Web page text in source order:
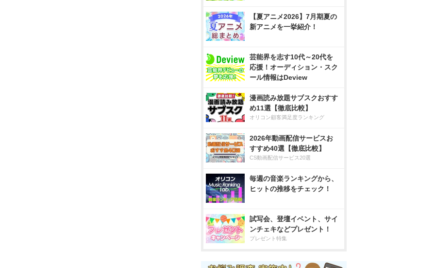
【夏アニメ2026】7月期夏の
新アニメを一挙紹介！
芸能界を志す10代～20代を
応援！オーディション・スク
ール情報はDeview
漫画読み放題サブスクおすす
め11選【徹底比較】
オリコン顧客満足度ランキング
2026年動画配信サービスお
すすめ40選【徹底比較】
CS動画配信サービス20選
毎週の音楽ランキングから、
ヒットの推移をチェック！
試写会、登壇イベント、サイ
ンチェキなどプレゼント！
プレゼント特集